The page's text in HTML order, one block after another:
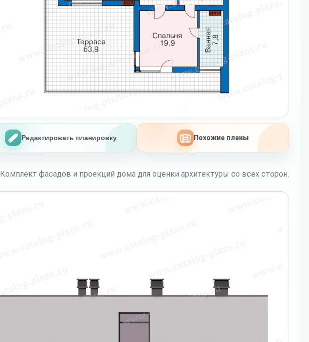
Редактировать планировку Похожие планы
Комплект фасадов и проекций дома для оценки архитектуры со всех сторон.